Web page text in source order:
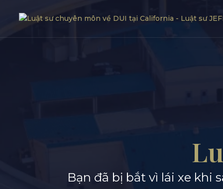
Bạn đã bị bắt vì lái xe khi